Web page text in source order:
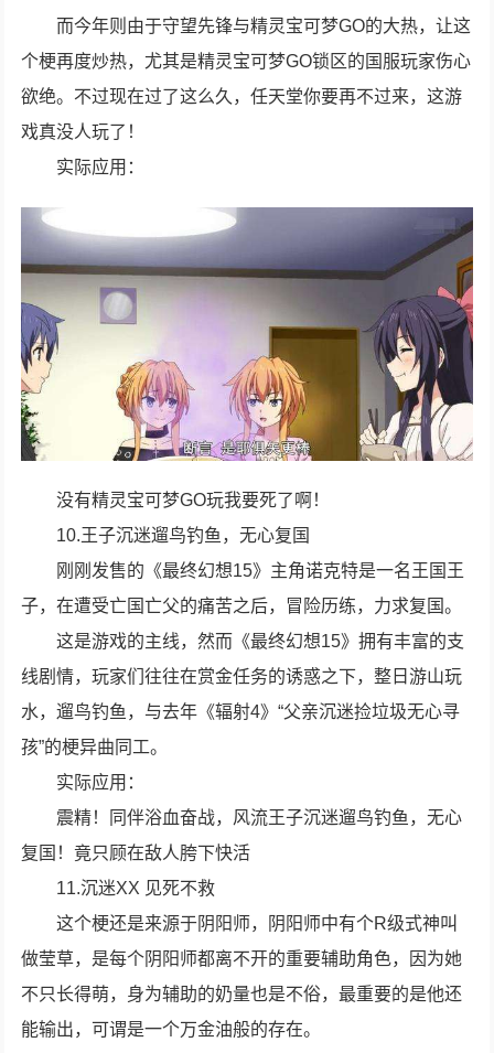
而今年则由于守望先锋与精灵宝可梦GO的大热，让这
个梗再度炒热，尤其是精灵宝可梦GO锁区的国服玩家伤心
欲绝。不过现在过了这么久，任天堂你要再不过来，这游
戏真没人玩了！
实际应用：
没有精灵宝可梦GO玩我要死了啊！
10.王子沉迷遛鸟钓鱼，无心复国
刚刚发售的《最终幻想15》主角诺克特是一名王国王
子，在遭受亡国亡父的痛苦之后，冒险历练，力求复国。
这是游戏的主线，然而《最终幻想15》拥有丰富的支
线剧情，玩家们往往在赏金任务的诱惑之下，整日游山玩
水，遛鸟钓鱼，与去年《辐射4》“父亲沉迷捡垃圾无心寻
孩”的梗异曲同工。
实际应用：
震精！同伴浴血奋战，风流王子沉迷遛鸟钓鱼，无心
复国！竟只顾在敌人胯下快活
11.沉迷XX 见死不救
这个梗还是来源于阴阳师，阴阳师中有个R级式神叫
做莹草，是每个阴阳师都离不开的重要辅助角色，因为她
不只长得萌，身为辅助的奶量也是不俗，最重要的是他还
能输出，可谓是一个万金油般的存在。